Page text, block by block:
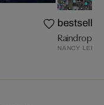
bestseller
Raindrops
NANCY LEE